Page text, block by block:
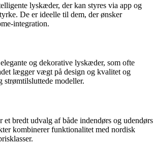
lyskæder, der kan styres via app og
De er ideelle til dem, der ønsker
integration.
og dekorative lyskæder, som ofte
lægger vægt på design og kvalitet og
strømtilsluttede modeller.
et bredt udvalg af både indendørs og udendørs
kombinerer funktionalitet med nordisk